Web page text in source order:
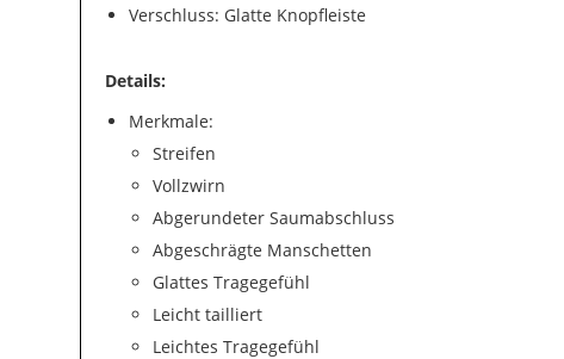
Verschluss: Glatte Knopfleiste
Details:
Merkmale:
Streifen
Vollzwirn
Abgerundeter Saumabschluss
Abgeschrägte Manschetten
Glattes Tragegefühl
Leicht tailliert
Leichtes Tragegefühl